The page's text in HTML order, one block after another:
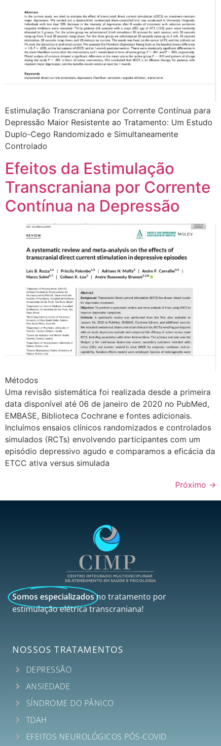
Estimulação Transcraniana por Corrente Contínua para
Depressão Maior Resistente ao Tratamento: Um Estudo
Duplo-Cego Randomizado e Simultaneamente
Controlado
Efeitos da Estimulação
Transcraniana por Corrente
Contínua na Depressão
Métodos
Uma revisão sistemática foi realizada desde a primeira
data disponível até 06 de janeiro de 2020 no PubMed,
EMBASE, Biblioteca Cochrane e fontes adicionais.
Incluímos ensaios clínicos randomizados e controlados
simulados (RCTs) envolvendo participantes com um
episódio depressivo agudo e comparamos a eficácia da
ETCC ativa versus simulada
Próximo →
Somos especializadosno tratamento por
estimulação elétrica transcraniana!
NOSSOS TRATAMENTOS
DEPRESSÃO
ANSIEDADE
SÍNDROME DO PÂNICO
TDAH
EFEITOS NEUROLÓGICOS PÓS-COVID